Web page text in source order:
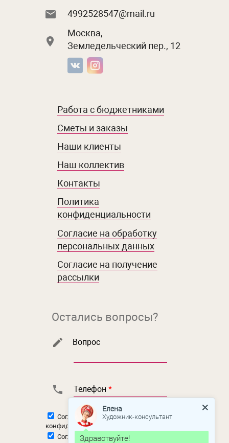
4992528547@mail.ru
Москва,
Земледельческий пер., 12
Работа с бюджетниками
Сметы и заказы
Наши клиенты
Наш коллектив
Контакты
Политика
конфиденциальности
Согласие на обработку
персональных данных
Согласие на получение
рассылки
Остались вопросы?
Вопрос
Телефон *
Согласен с политикой
конфиденциальности
Согласен наобработку персональных
Елена
Художник-консультант
Здравствуйте!